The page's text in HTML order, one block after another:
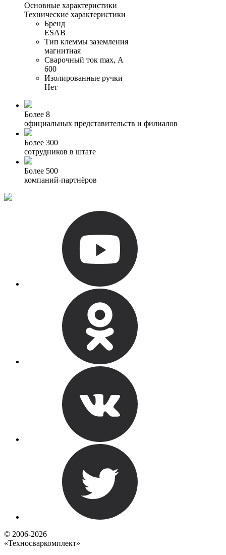
Основные характеристики
Технические характеристики
Бренд
ESAB
Тип клеммы заземления
магнитная
Сварочный ток max, А
600
Изолированные ручки
Нет
Более 8
официальных представительств и филиалов
Более 300
сотрудников в штате
Более 500
компаний-партнёров
© 2006-2026
«Техносваркомплект»